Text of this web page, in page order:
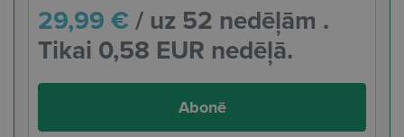
29,99 € / uz 52 nedēļām .
Tikai 0,58 EUR nedēļā.
Abonē